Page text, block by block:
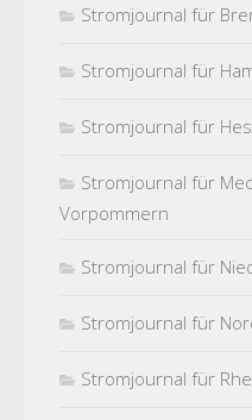
Stromjournal für
Stromjournal für
Stromjournal für
Stromjournal für
Vorpommern
Stromjournal für
Stromjournal für
Stromjournal für